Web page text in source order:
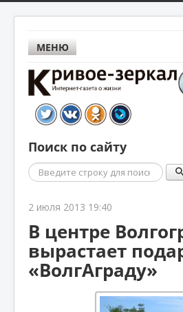
МЕНЮ
Поиск по сайту
Поиск
2 июля 2013 19:40
В центре
вырастает
«ВолгАграду»